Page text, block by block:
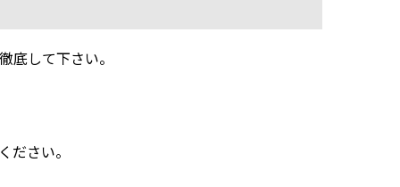
して下さい。
さい。